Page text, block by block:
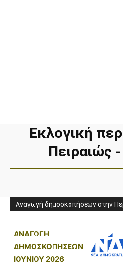
Εκλογική
Πειραιώς
Αναγωγή δημοσκοπήσεων στην
ΑΝΑΓΩΓΗ
ΔΗΜΟΣΚΟΠΗΣΕΩΝ
ΙΟΥΝΙΟΥ 2026